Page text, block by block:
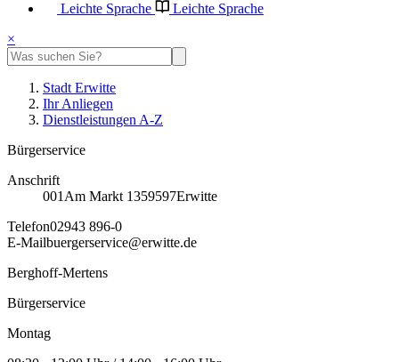
Leichte Sprache
Leichte Sprache
×
Stadt Erwitte
Ihr Anliegen
Dienstleistungen A-Z
Bürgerservice
Anschrift
001 Am Markt 1359597Erwitte
Telefon02943 896-0
E-Mailbuergerservice@erwitte.de
Berghoff-Mertens
Bürgerservice
Montag